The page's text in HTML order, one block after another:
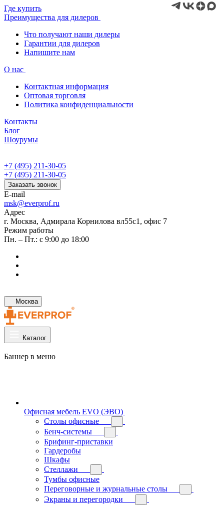
Где купить
Преимущества для дилеров
Что получают наши дилеры
Гарантии для дилеров
Напишите нам
О нас
Контактная информация
Оптовая торговля
Политика конфиденциальности
Контакты
Блог
Шоурумы
+7 (495) 211-30-05
+7 (495) 211-30-05
Заказать звонок
E-mail
msk@everprof.ru
Адрес
г. Москва, Адмирала Корнилова вл55с1, офис 7
Режим работы
Пн. – Пт.: с 9:00 до 18:00
Москва
Каталог
Баннер в меню
Офисная мебель EVO (ЭВО)
Cтолы офисные
Бенч-системы
Брифинг-приставки
Гардеробы
Шкафы
Стеллажи
Тумбы офисные
Переговорные и журнальные столы
Экраны и перегородки